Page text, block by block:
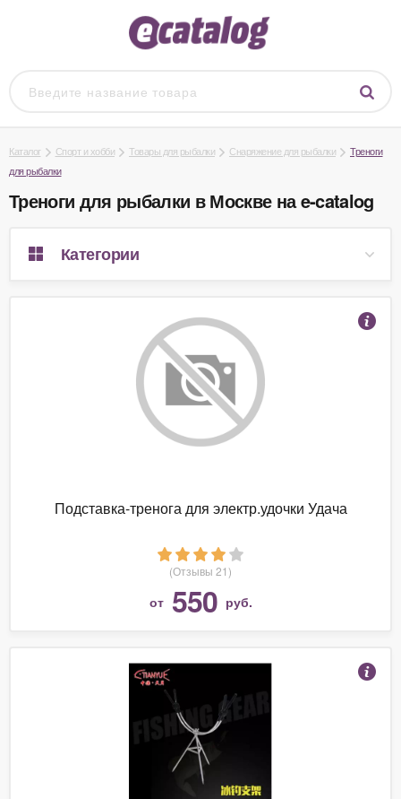
Каталог Спорт и хобби Товары для рыбалки Снаряжение для рыбалки
Треноги
для рыбалки
Треноги для рыбалки в Москве на e-catalog
Категории
Подставка-тренога для электр.удочки Удача
(Отзывы 21)
от 550 руб.